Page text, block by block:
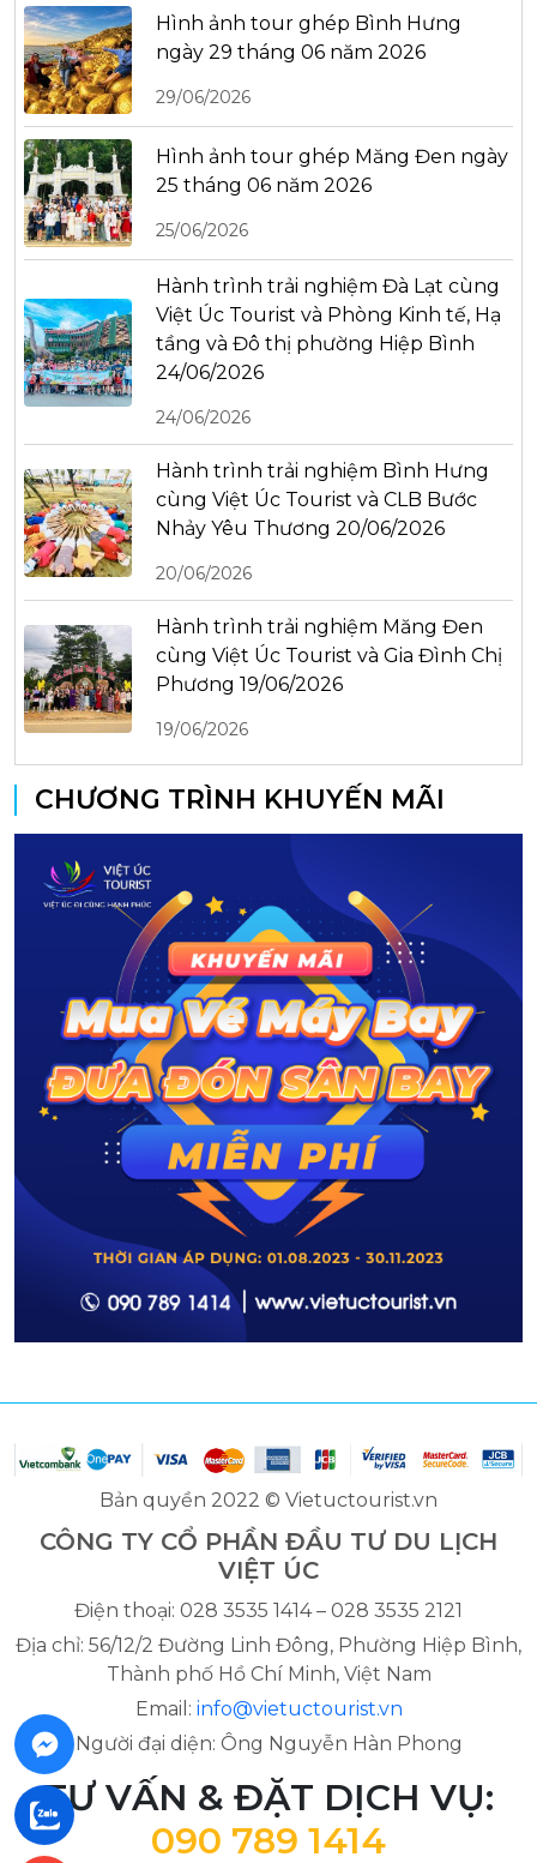
Hình ảnh tour ghép Bình Hưng
ngày 29 tháng 06 năm 2026
29/06/2026
Hình ảnh tour ghép Măng Đen ngày
25 tháng 06 năm 2026
25/06/2026
Hành trình trải nghiệm Đà Lạt cùng
Việt Úc Tourist và Phòng Kinh tế, Hạ
tầng và Đô thị phường Hiệp Bình
24/06/2026
24/06/2026
Hành trình trải nghiệm Bình Hưng
cùng Việt Úc Tourist và CLB Bước
Nhảy Yêu Thương 20/06/2026
20/06/2026
Hành trình trải nghiệm Măng Đen
cùng Việt Úc Tourist và Gia Đình Chị
Phương 19/06/2026
19/06/2026
CHƯƠNG TRÌNH KHUYẾN MÃI
Bản quyền 2022 © Vietuctourist.vn
CÔNG TY CỔ PHẦN ĐẦU TƯ DU LỊCH
VIỆT ÚC
Điện thoại: 028 3535 1414 – 028 3535 2121
Địa chỉ: 56/12/2 Đường Linh Đông, Phường Hiệp Bình,
Thành phố Hồ Chí Minh, Việt Nam
Email: info@vietuctourist.vn
Người đại diện: Ông Nguyễn Hàn Phong
TƯ VẤN & ĐẶT DỊCH VỤ:
090 789 1414